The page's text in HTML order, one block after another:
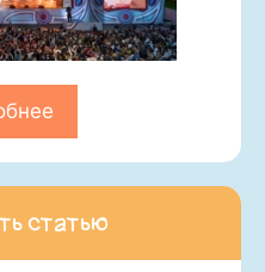
статью